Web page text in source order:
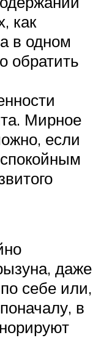
как
в одном
обратить
Мирное
если
даже
себе или,
в